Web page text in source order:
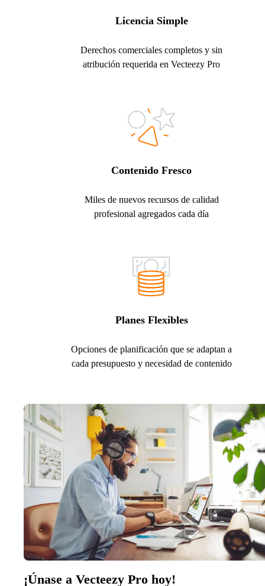
Licencia Simple
Derechos comerciales completos y sin
atribución requerida en Vecteezy Pro
Contenido Fresco
Miles de nuevos recursos de calidad
profesional agregados cada día
Planes Flexibles
Opciones de planificación que se adaptan a
cada presupuesto y necesidad de contenido
¡Únase a Vecteezy Pro hoy!